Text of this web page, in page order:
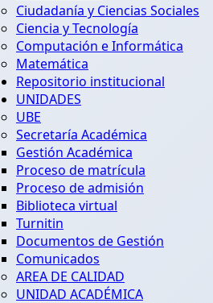
Ciudadanía y Ciencias Sociales
Ciencia y Tecnología
Computación e Informática
Matemática
Repositorio institucional
UNIDADES
UBE
Secretaría Académica
Gestión Académica
Proceso de matrícula
Proceso de admisión
Biblioteca virtual
Turnitin
Documentos de Gestión
Comunicados
AREA DE CALIDAD
UNIDAD ACADÉMICA